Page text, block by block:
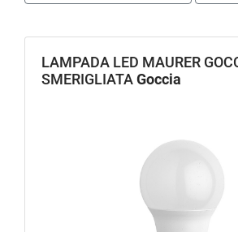
LAMPADA LED MAURER
SMERIGLIATAGoccia